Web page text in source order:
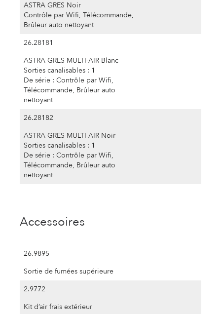
ASTRA GRES Noir
Contrôle par Wifi, Télécommande,
Brûleur auto nettoyant
26.28181
ASTRA GRES MULTI-AIR Blanc
Sorties canalisables : 1
De série : Contrôle par Wifi,
Télécommande, Brûleur auto
nettoyant
26.28182
ASTRA GRES MULTI-AIR Noir
Sorties canalisables : 1
De série : Contrôle par Wifi,
Télécommande, Brûleur auto
nettoyant
Accessoires
26.9895
Sortie de fumées supérieure
2.9772
Kit d’air frais extérieur